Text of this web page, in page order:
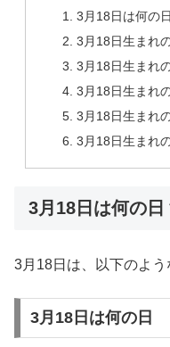
3月18日は何の日
3月18日生まれ
3月18日生まれ
3月18日生まれ
3月18日生まれ
3月18日生まれ
3月18日は何の日
3月18日は、以下のよう
3月18日は何の日